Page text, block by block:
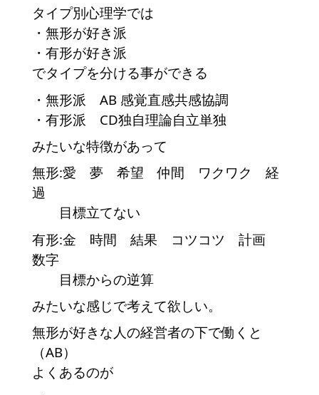
タイプ別心理学では
・無形が好き派
・有形が好き派
でタイプを分ける事ができる
・無形派 AB 感覚直感共感協調
・有形派 CD独自理論自立単独
みたいな特徴があって
無形:愛 夢 希望 仲間 ワクワク 経
過
目標立てない
有形:金 時間 結果 コツコツ 計画
数字
目標からの逆算
みたいな感じで考えて欲しい。
無形が好きな人の経営者の下で働くと
（AB）
よくあるのが